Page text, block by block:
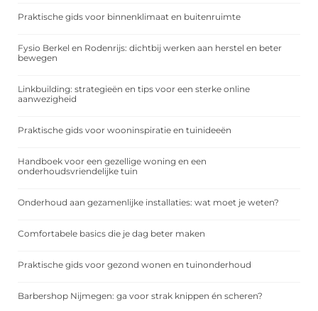
Praktische gids voor binnenklimaat en buitenruimte
Fysio Berkel en Rodenrijs: dichtbij werken aan herstel en beter
bewegen
Linkbuilding: strategieën en tips voor een sterke online
aanwezigheid
Praktische gids voor wooninspiratie en tuinideeën
Handboek voor een gezellige woning en een
onderhoudsvriendelijke tuin
Onderhoud aan gezamenlijke installaties: wat moet je weten?
Comfortabele basics die je dag beter maken
Praktische gids voor gezond wonen en tuinonderhoud
Barbershop Nijmegen: ga voor strak knippen én scheren?